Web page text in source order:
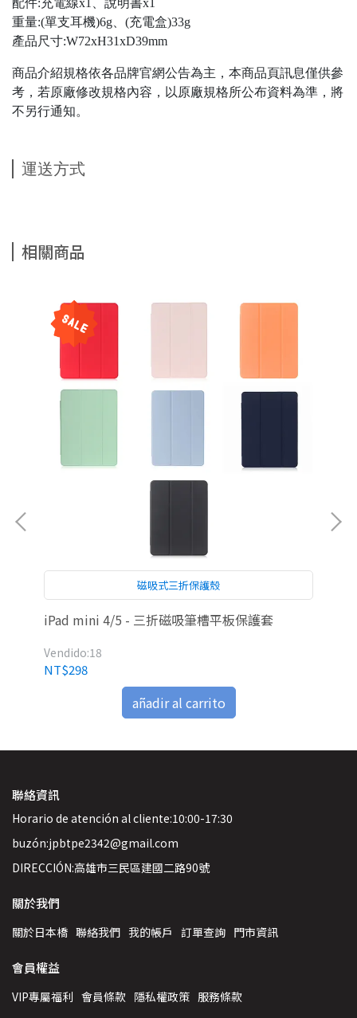
配件:充電線x1、說明書x1
重量:(單支耳機)6g、(充電盒)33g
產品尺寸:W72xH31xD39mm
商品介紹規格依各品牌官網公告為主，本商品頁訊息僅供參
考，若原廠修改規格內容，以原廠規格所公布資料為準，將
不另行通知。
運送方式
相關商品
磁吸式三折保護殼
iPad mini 4/5 - 三折磁吸筆槽平板保護套
Vendido:18
NT$298
añadir al carrito
聯絡資訊
Horario de atención al cliente:10:00-17:30
buzón:jpbtpe2342@gmail.com
DIRECCIÓN:高雄市三民區建國二路90號
關於我們
關於日本橋 聯絡我們 我的帳戶 訂單查詢 門市資訊
會員權益
VIP專屬福利 會員條款 隱私權政策 服務條款